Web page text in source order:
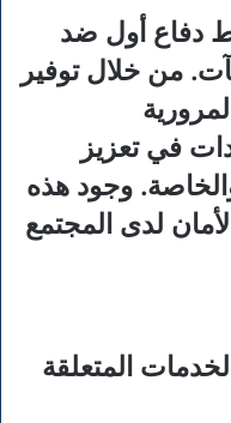
دفاع أول ضد
من خلال توفير
في تعزيز
وجود هذه
لدى المجتمع
المتعلقة